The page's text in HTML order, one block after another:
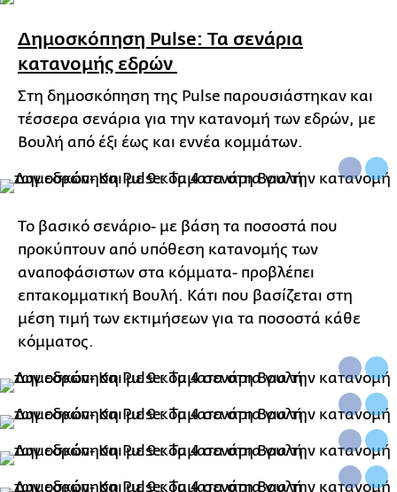
Δημοσκόπηση Pulse: Τα σενάρια
κατανομής εδρών
Στη δημοσκόπηση της Pulse παρουσιάστηκαν και
τέσσερα σενάρια για την κατανομή των εδρών, με
Βουλή από έξι έως και εννέα κομμάτων.
Το βασικό σενάριο- με βάση τα ποσοστά που
προκύπτουν από υπόθεση κατανομής των
αναποφάσιστων στα κόμματα- προβλέπει
επτακομματική Βουλή. Κάτι που βασίζεται στη
μέση τιμή των εκτιμήσεων για τα ποσοστά κάθε
κόμματος.